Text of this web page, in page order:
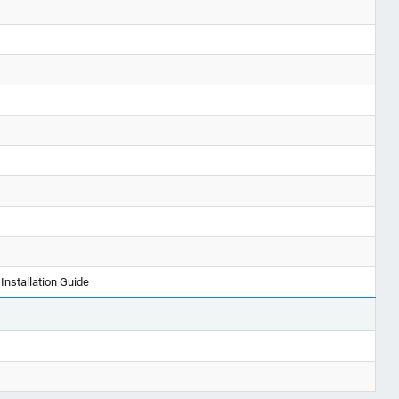
Guide